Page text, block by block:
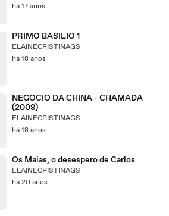
há 17 anos
PRIMO BASILIO 1
ELAINECRISTINAGS
há 18 anos
NEGOCIO DA CHINA - CHAMADA
(2008)
ELAINECRISTINAGS
há 18 anos
Os Maias, o desespero de Carlos
ELAINECRISTINAGS
há 20 anos